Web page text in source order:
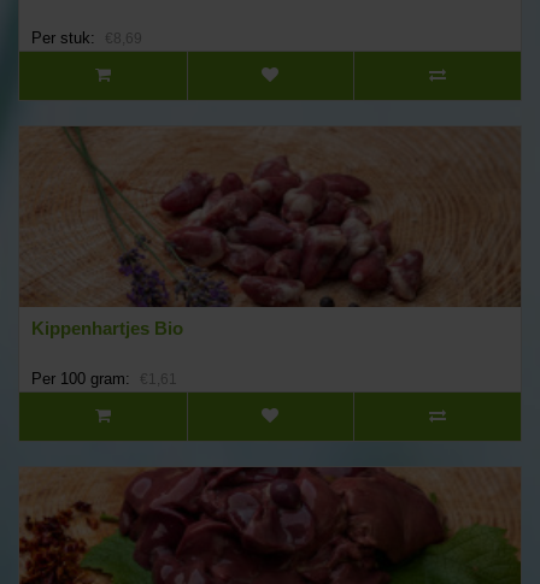
Per stuk: €8,69
Kippenhartjes Bio
Per 100 gram: €1,61